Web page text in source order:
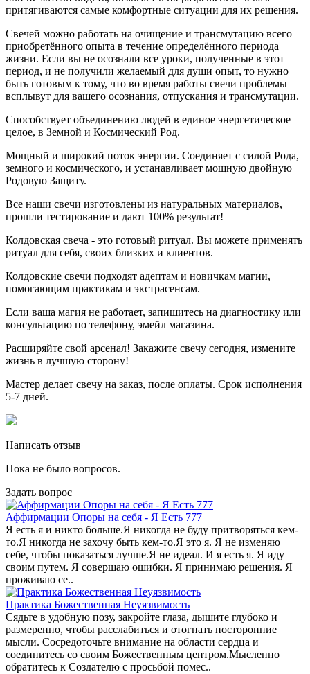
притягиваются самые комфортные ситуации для их решения.
Свечей можно работать на очищение и трансмутацию всего
приобретённого опыта в течение определённого периода
жизни. Если вы не осознали все уроки, полученные в этот
период, и не получили желаемый для души опыт, то нужно
быть готовым к тому, что во время работы свечи проблемы
всплывут для вашего осознания, отпускания и трансмутации.
Способствует объединению людей в единое энергетическое
целое, в Земной и Космический Род.
Мощный и широкий поток энергии. Соединяет с силой Рода,
земного и космического, и устанавливает мощную двойную
Родовую Защиту.
Все наши свечи изготовлены из натуральных материалов,
прошли тестирование и дают 100% результат!
Колдовская свеча - это готовый ритуал. Вы можете применять
ритуал для себя, своих близких и клиентов.
Колдовские свечи подходят адептам и новичкам магии,
помогающим практикам и экстрасенсам.
Если ваша магия не работает, запишитесь на диагностику или
консультацию по телефону, эмейл магазина.
Расширяйте свой арсенал! Закажите свечу сегодня, измените
жизнь в лучшую сторону!
Мастер делает свечу на заказ, после оплаты. Срок исполнения
5-7 дней.
Написать отзыв
Пока не было вопросов.
Задать вопрос
Аффирмации Опоры на себя - Я Есть 777
Я есть я и никто больше.Я никогда не буду притворяться кем-
то.Я никогда не захочу быть кем-то.Я это я. Я не изменяю
себе, чтобы показаться лучше.Я не идеал. И я есть я. Я иду
своим путем. Я совершаю ошибки. Я принимаю решения. Я
проживаю се..
Практика Божественная Неуязвимость
Сядьте в удобную позу, закройте глаза, дышите глубоко и
размеренно, чтобы расслабиться и отогнать посторонние
мысли. Сосредоточьте внимание на области сердца и
соединитесь со своим Божественным центром.Мысленно
обратитесь к Создателю с просьбой помес..